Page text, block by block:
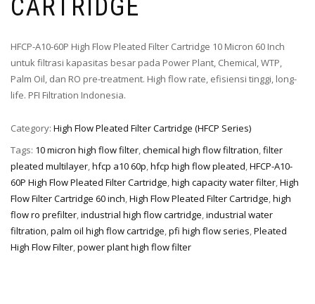
CARTRIDGE
HFCP-A10-60P High Flow Pleated Filter Cartridge 10 Micron 60 Inch
untuk filtrasi kapasitas besar pada Power Plant, Chemical, WTP,
Palm Oil, dan RO pre-treatment. High flow rate, efisiensi tinggi, long-
life. PFI Filtration Indonesia.
Category: High Flow Pleated Filter Cartridge (HFCP Series)
Tags: 10 micron high flow filter,chemical high flow filtration,filter
pleated multilayer,hfcp a10 60p,hfcp high flow pleated,HFCP-A10-
60P High Flow Pleated Filter Cartridge,high capacity water filter,High
Flow Filter Cartridge 60 inch,High Flow Pleated Filter Cartridge,high
flow ro prefilter,industrial high flow cartridge,industrial water
filtration,palm oil high flow cartridge,pfi high flow series,Pleated
High Flow Filter,power plant high flow filter